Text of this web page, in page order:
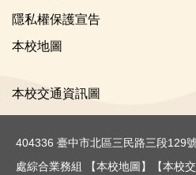
轉學招生
五專
隱私權保護宣告
本校地圖
本校交通資訊圖
404336 臺中市北區三民路三段129
處綜合業務組
【本校地圖】
【本校